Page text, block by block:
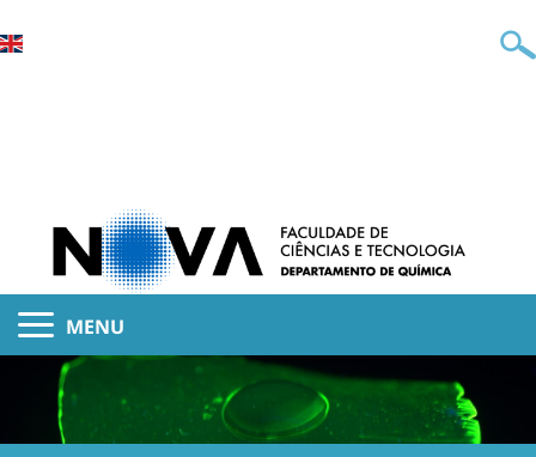
MENU